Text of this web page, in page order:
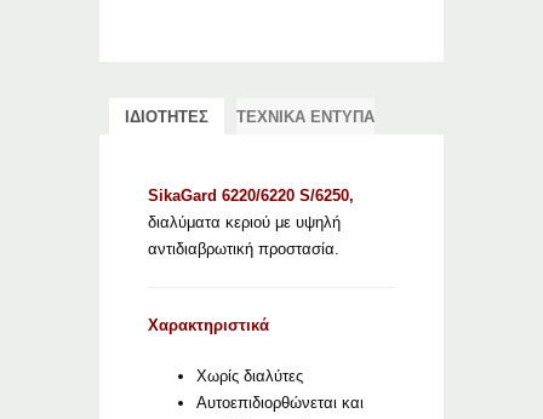
ΙΔΙΟΤΗΤΕΣ ΤΕΧΝΙΚΑ ΕΝΤΥΠΑ
SikaGard 6220/6220 S/6250,
διαλύματα κεριού με υψηλή
αντιδιαβρωτική προστασία.
Χαρακτηριστικά
Χωρίς διαλύτες
Αυτοεπιδιορθώνεται και